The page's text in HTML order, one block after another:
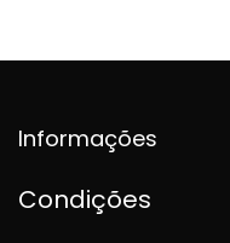
Informações
Condições